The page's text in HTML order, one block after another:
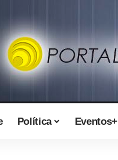
Política Eventos+